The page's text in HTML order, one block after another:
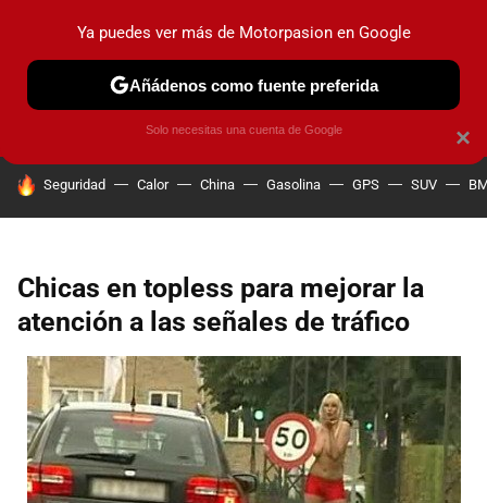
PRUEBAS COCHES ELÉCTRICOS OBSERVATORIO
HOY SE HABLA DE
Seguridad Calor China Gasolina GPS SUV
Chicas en topless para mejorar la
atención a las señales de tráfico
×
Ya puedes ver más de Motorpasion en Google
Añádenos como fuente preferida
Solo necesitas una cuenta de Google